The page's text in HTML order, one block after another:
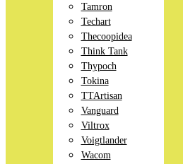
Tamron
Techart
Thecoopidea
Think Tank
Thypoch
Tokina
TTArtisan
Vanguard
Viltrox
Voigtlander
Wacom